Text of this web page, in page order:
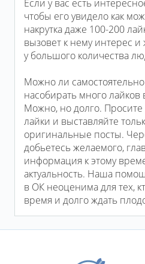
Если у вас есть
чтобы его увидело как
накрутка даже 100-200
вызовет к нему интерес
у большого количества
Можно ли
насобирать много лайков
Можно, но долго. Просите
лайки и выставляйте
оригинальные посты.
добьетесь желаемого,
информация к этому
актуальность. Наша
в ОК неоценима для тех,
время и долго ждать